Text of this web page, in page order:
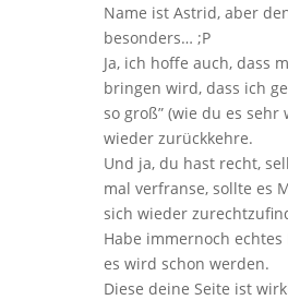
Name ist Astrid, aber
besonders… ;P
Ja, ich hoffe auch, dass
bringen wird, dass ich
so groß” (wie du es
wieder zurückkehre.
Und ja, du hast recht,
mal verfranse, sollte es
sich wieder
Habe immernoch
es wird schon werden.
Diese deine Seite ist